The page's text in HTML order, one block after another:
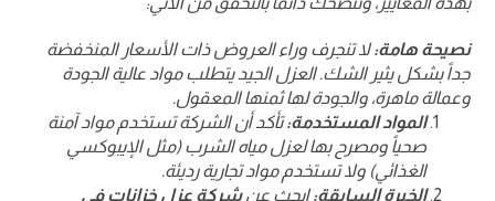
نصيحة هامة:لا تنجرف وراء العروض ذات الأسعار المنخفضة
جداً بشكل يثير الشك. العزل الجيد يتطلب مواد عالية الجودة
وعمالة ماهرة، والجودة لها ثمنها المعقول.
المواد المستخدمة:تأكد أن الشركة تستخدم مواد آمنة
صحياً ومصرح بها لعزل مياه الشرب (مثل الإيبوكسي
الغذائي) ولا تستخدم مواد تجارية رديئة.
الخبرة السابقة:ابحث عنشركة عزل خزانات في